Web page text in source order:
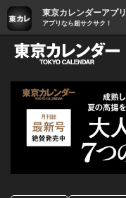
東京カレンダーアプリ
アプリなら超サクサク！